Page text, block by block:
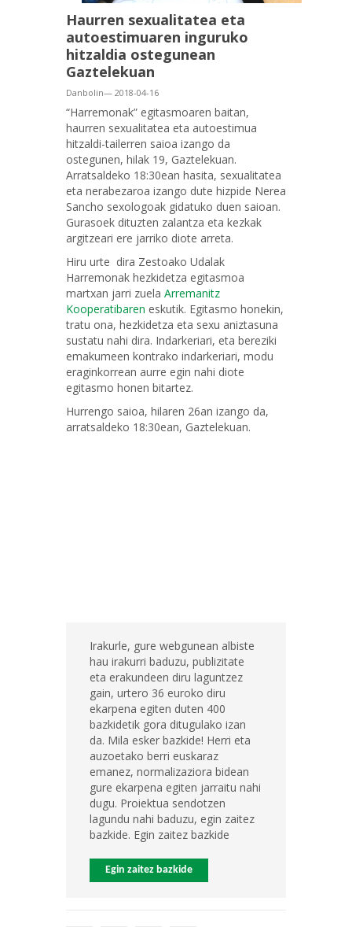
Haurren sexualitatea eta
autoestimuaren inguruko
hitzaldia ostegunean
Gaztelekuan
Danbolin— 2018-04-16
“Harremonak” egitasmoaren baitan,
haurren sexualitatea eta autoestimua
hitzaldi-tailerren saioa izango da
ostegunen, hilak 19, Gaztelekuan.
Arratsaldeko 18:30ean hasita, sexualitatea
eta nerabezaroa izango dute hizpide Nerea
Sancho sexologoak gidatuko duen saioan.
Gurasoek dituzten zalantza eta kezkak
argitzeari ere jarriko diote arreta.
Hiru urte dira Zestoako Udalak
Harremonak hezkidetza egitasmoa
martxan jarri zuela Arremanitz
Kooperatibaren eskutik. Egitasmo honekin,
tratu ona, hezkidetza eta sexu aniztasuna
sustatu nahi dira. Indarkeriari, eta bereziki
emakumeen kontrako indarkeriari, modu
eraginkorrean aurre egin nahi diote
egitasmo honen bitartez.
Hurrengo saioa, hilaren 26an izango da,
arratsaldeko 18:30ean, Gaztelekuan.
Irakurle, gure webgunean albiste
hau irakurri baduzu, publizitate
eta erakundeen diru laguntzez
gain, urtero 36 euroko diru
ekarpena egiten duten 400
bazkidetik gora ditugulako izan
da. Mila esker bazkide! Herri eta
auzoetako berri euskaraz
emanez, normalizaziora bidean
gure ekarpena egiten jarraitu nahi
dugu. Proiektua sendotzen
lagundu nahi baduzu, egin zaitez
bazkide. Egin zaitez bazkide
Egin zaitez bazkide